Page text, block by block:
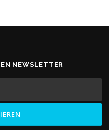
NEWSLETTER